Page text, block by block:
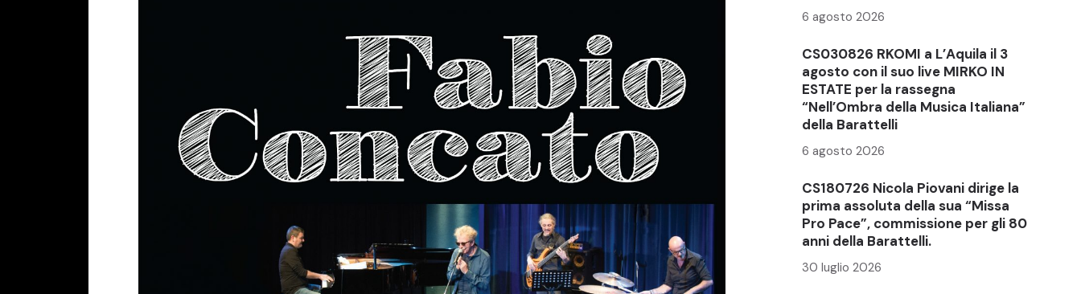
6 agosto 2026
CS030826 RKOMI a L’Aquila il 3
agosto con il suo live MIRKO IN
ESTATE per la rassegna
“Nell’Ombra della Musica Italiana”
della Barattelli
6 agosto 2026
CS180726 Nicola Piovani dirige la
prima assoluta della sua “Missa
Pro Pace”, commissione per gli 80
anni della Barattelli.
30 luglio 2026